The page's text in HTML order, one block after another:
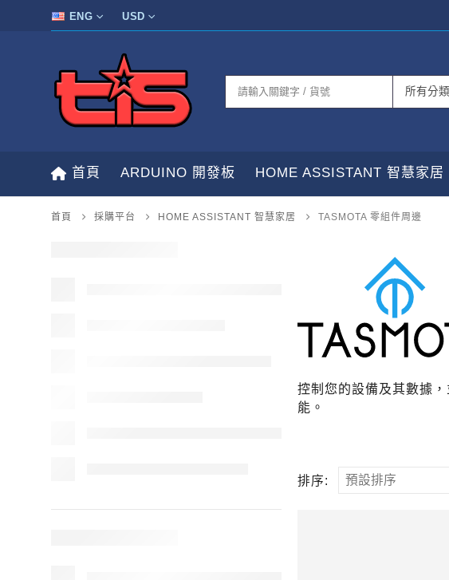
ENG USD
首頁 ARDUINO 開發板 HOME ASSISTANT 智慧家居
首頁 採購平台 HOME ASSISTANT 智慧家居 TASMOTA 零組件周邊
控制您的設備及其數據
能。
排序: